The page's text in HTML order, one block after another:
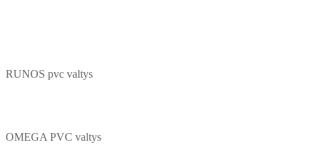
RUNOS pvc valtys
OMEGA PVC valtys